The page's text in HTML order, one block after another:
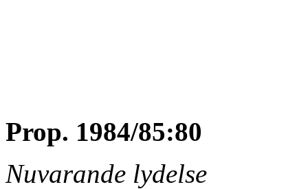
Prop. 1984/85:80
Nuvarande lydelse